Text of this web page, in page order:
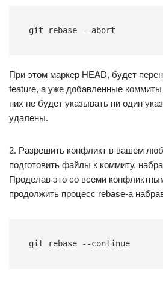
git rebase --abort
При этом маркер HEAD, будет
feature, а уже добавленные коммиты
них не будет указывать ни один
удалены.
2. Разрешить конфликт в вашем
подготовить файлы к коммиту,
Проделав это со всеми
продолжить процесс rebase-а
git rebase --continue